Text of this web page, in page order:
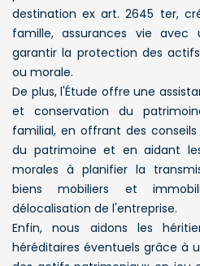
destination ex art. 2645 ter,
famille, assurances vie
garantir la protection des
ou morale.
De plus, l'Étude offre une
et conservation du
familial, en offrant des
du patrimoine et en aidant
morales à planifier la
biens mobiliers et
délocalisation de l'entreprise.
Enfin, nous aidons les
héréditaires éventuels grâce à